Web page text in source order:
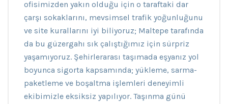
ofisimizden yakın olduğu için o taraftaki dar
çarşı sokaklarını, mevsimsel trafik yoğunluğunu
ve site kurallarını iyi biliyoruz; Maltepe tarafında
da bu güzergahı sık çalıştığımız için sürpriz
yaşamıyoruz. Şehirlerarası taşımada eşyanız yol
boyunca sigorta kapsamında; yükleme, sarma-
paketleme ve boşaltma işlemleri deneyimli
ekibimizle eksiksiz yapılıyor. Taşınma günü